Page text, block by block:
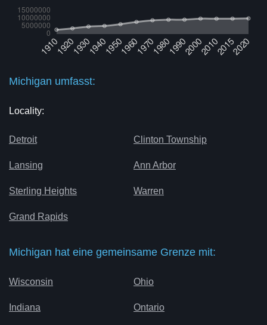
Michigan umfasst:
Locality:
Detroit Clinton Township
Lansing Ann Arbor
Sterling Heights Warren
Grand Rapids
Michigan hat eine gemeinsame Grenze mit:
Wisconsin Ohio
Indiana Ontario